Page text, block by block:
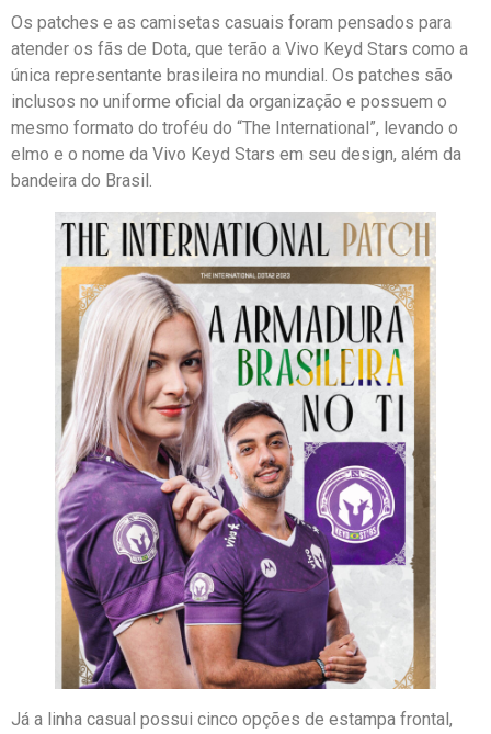
Os patches e as camisetas casuais foram pensados para
atender os fãs de Dota, que terão a Vivo Keyd Stars como a
única representante brasileira no mundial. Os patches são
inclusos no uniforme oficial da organização e possuem o
mesmo formato do troféu do “The International”, levando o
elmo e o nome da Vivo Keyd Stars em seu design, além da
bandeira do Brasil.
Já a linha casual possui cinco opções de estampa frontal,